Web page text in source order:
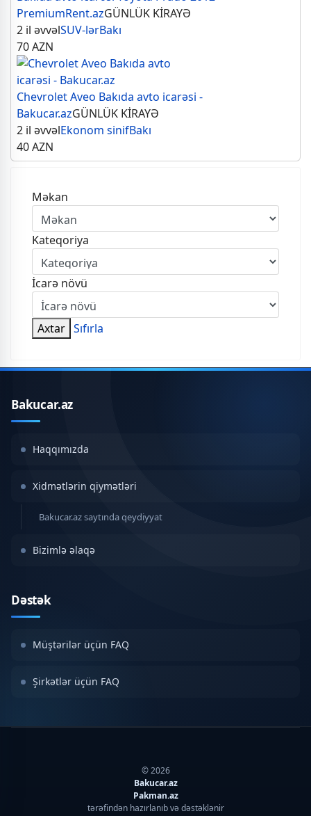
PremiumRent.azGÜNLÜK KİRAYƏ
2 il əvvəlSUV-lərBakı
70AZN
Chevrolet Aveo Bakıda avto icarəsi -
Bakucar.azGÜNLÜK KİRAYƏ
2 il əvvəlEkonom sinifBakı
40AZN
Məkan
Kateqoriya
İcarə növü
Axtar Sıfırla
Bakucar.az
Haqqımızda
Xidmətlərin qiymətləri
Bakucar.az saytında qeydiyyat
Bizimlə əlaqə
Dəstək
Müştərilər üçün FAQ
Şirkətlər üçün FAQ
© 2026
Bakucar.az
Pakman.az
tərəfindən hazırlanıb və dəstəklənir